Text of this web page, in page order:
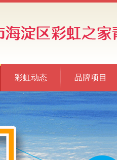
彩虹动态 品牌项目